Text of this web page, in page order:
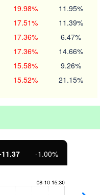
19.98% 11.95%
17.51% 11.39%
17.36% 6.47%
17.36% 14.66%
15.58% 9.26%
15.52% 21.15%
-1.00%